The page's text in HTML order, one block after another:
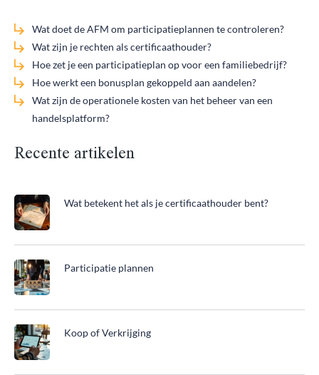
Wat doet de AFM om participatieplannen te controleren?
Wat zijn je rechten als certificaathouder?
Hoe zet je een participatieplan op voor een familiebedrijf?
Hoe werkt een bonusplan gekoppeld aan aandelen?
Wat zijn de operationele kosten van het beheer van een
handelsplatform?
Recente artikelen
Wat betekent het als je certificaathouder bent?
Participatie plannen
Koop of Verkrijging